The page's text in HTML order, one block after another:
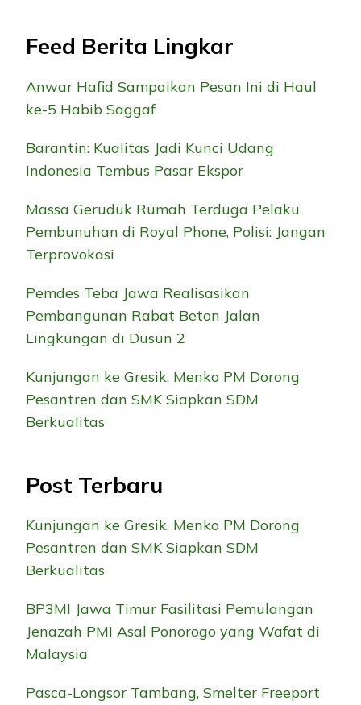
Feed Berita Lingkar
Anwar Hafid Sampaikan Pesan Ini di Haul
ke-5 Habib Saggaf
Barantin: Kualitas Jadi Kunci Udang
Indonesia Tembus Pasar Ekspor
Massa Geruduk Rumah Terduga Pelaku
Pembunuhan di Royal Phone, Polisi: Jangan
Terprovokasi
Pemdes Teba Jawa Realisasikan
Pembangunan Rabat Beton Jalan
Lingkungan di Dusun 2
Kunjungan ke Gresik, Menko PM Dorong
Pesantren dan SMK Siapkan SDM
Berkualitas
Post Terbaru
Kunjungan ke Gresik, Menko PM Dorong
Pesantren dan SMK Siapkan SDM
Berkualitas
BP3MI Jawa Timur Fasilitasi Pemulangan
Jenazah PMI Asal Ponorogo yang Wafat di
Malaysia
Pasca-Longsor Tambang, Smelter Freeport